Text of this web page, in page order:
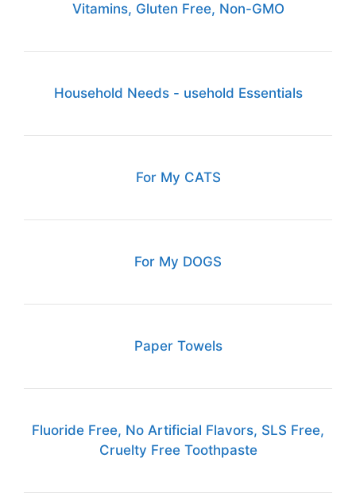
Vitamins, Gluten Free, Non-GMO
Household Needs - usehold Essentials
For My CATS
For My DOGS
Paper Towels
Fluoride Free, No Artificial Flavors, SLS Free,
Cruelty Free Toothpaste